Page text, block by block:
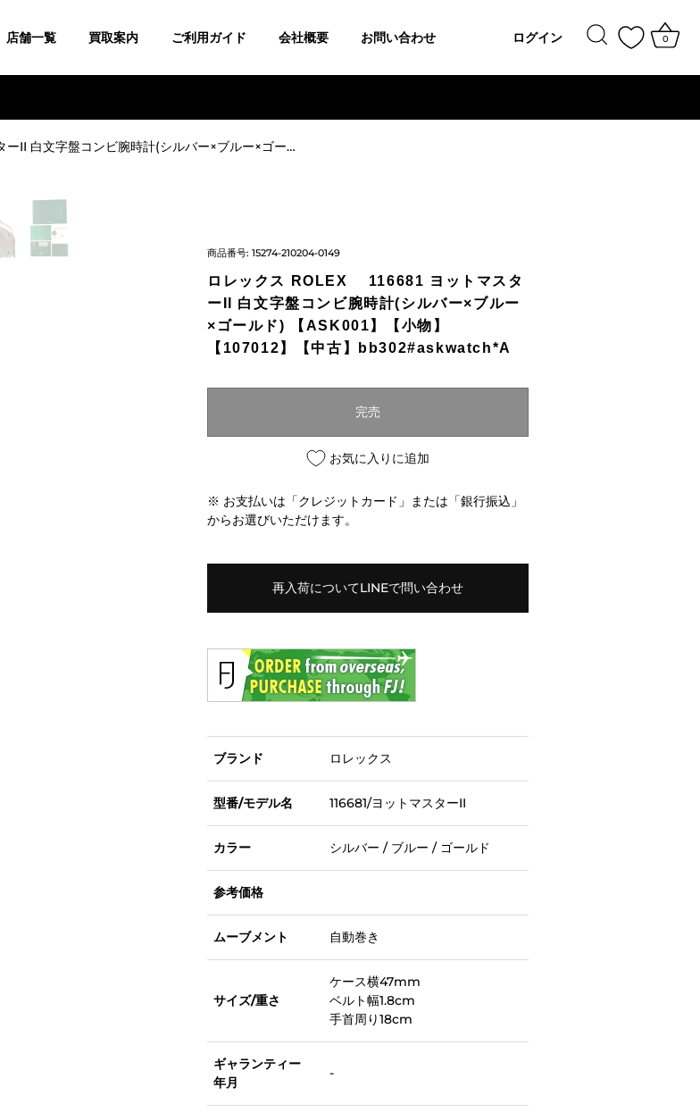
店舗一覧 買取案内 ご利用ガイド 会社概要 お問い合わせ ログイン 0
ロレックス ROLEX 116681 ヨットマスターII 白文字盤コンビ腕時計(シルバー×ブルー×ゴールド) 【ASK001】【小物】【107012】【中古】bb302#askwatch*A
商品番号: 15274-210204-0149
ロレックス ROLEX 116681 ヨットマスタ
ーII 白文字盤コンビ腕時計(シルバー×ブルー
×ゴールド) 【ASK001】【小物】
【107012】【中古】bb302#askwatch*A
完売
お気に入りに追加
※ お支払いは「クレジットカード」または「銀行振込」
からお選びいただけます。
再入荷についてLINEで問い合わせ
ブランド ロレックス
型番/モデル名 116681/ヨットマスターII
カラー シルバー / ブルー / ゴールド
参考価格
ムーブメント 自動巻き
サイズ/重さ
ケース横47mm
ベルト幅1.8cm
手首周り18cm
ギャランティー
年月
-